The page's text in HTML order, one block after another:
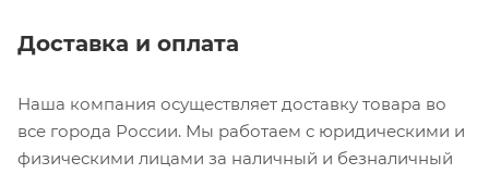
Доставка и оплата
Наша компания осуществляет доставку товара во
все города России. Мы работаем с юридическими и
физическими лицами за наличный и безналичный